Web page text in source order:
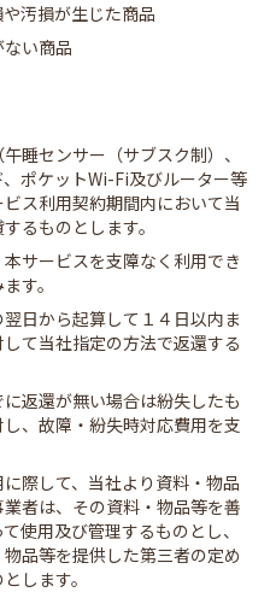
汚損が生じた商品
い商品
睡センサー（サブスク制）、
ポケットWi-Fi及びルーター等
ス利用契約期間内において当
るものとします。
サービスを支障なく利用でき
す。
日から起算して１４日以内ま
て当社指定の方法で返還する
返還が無い場合は紛失したも
、故障・紛失時対応費用を支
際して、当社より資料・物品
者は、その資料・物品等を善
使用及び管理するものとし、
品等を提供した第三者の定め
します。